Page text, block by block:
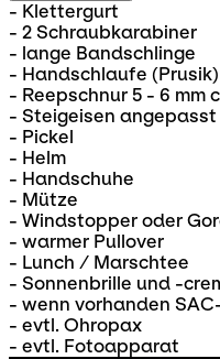
- Klettergurt
- 2 Schraubkarabiner
- lange Bandschlinge
- Handschlaufe (Prusik)
- Reepschnur 5 - 6 mm
- Steigeisen angepasst
- Pickel
- Helm
- Handschuhe
- Mütze
- Windstopper oder
- warmer Pullover
- Lunch / Marschtee
- Sonnenbrille und -
- wenn vorhanden
- evtl. Ohropax
- evtl. Fotoapparat